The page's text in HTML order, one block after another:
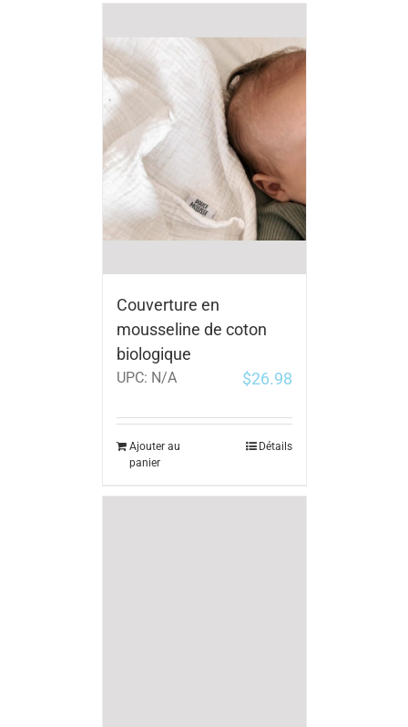
Couverture en
mousseline de coton
biologique
UPC: N/A $26.98
Ajouter au
panier
Détails